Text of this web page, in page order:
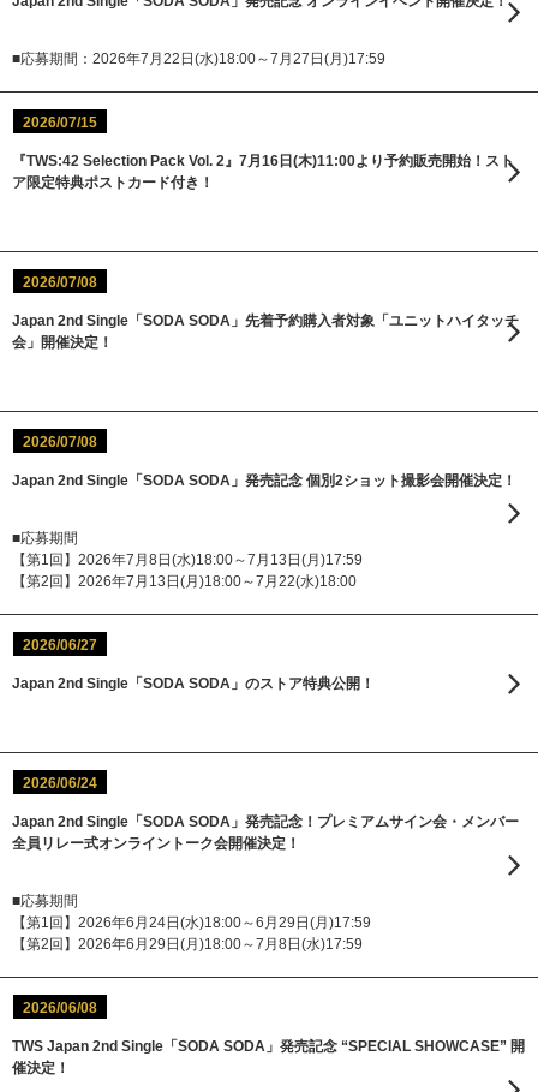
■応募期間：2026年7月22日(水)18:00～7月27日(月)17:59
2026/07/15
『TWS:42 Selection Pack Vol. 2』7月16日(木)11:00より予約販売開始！スト
ア限定特典ポストカード付き！
2026/07/08
Japan 2nd Single「SODA SODA」先着予約購入者対象「ユニットハイタッチ
会」開催決定！
2026/07/08
Japan 2nd Single「SODA SODA」発売記念 個別2ショット撮影会開催決定！
■応募期間
【第1回】2026年7月8日(水)18:00～7月13日(月)17:59
【第2回】2026年7月13日(月)18:00～7月22(水)18:00
2026/06/27
Japan 2nd Single「SODA SODA」のストア特典公開！
2026/06/24
Japan 2nd Single「SODA SODA」発売記念！プレミアムサイン会・メンバー
全員リレー式オンライントーク会開催決定！
■応募期間
【第1回】2026年6月24日(水)18:00～6月29日(月)17:59
【第2回】2026年6月29日(月)18:00～7月8日(水)17:59
2026/06/08
TWS Japan 2nd Single「SODA SODA」発売記念 “SPECIAL SHOWCASE” 開
催決定！